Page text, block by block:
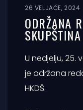
26 VELJAČE, 2024
ODRŽANA
U nedjelju, 25.
je održana
HKDŠ.